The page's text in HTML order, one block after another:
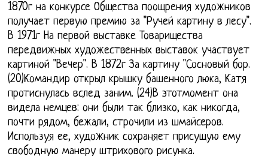
1870г на конкурсе Общества поощрения художников
получает первую премию за "Ручей картину в лесу".
В 1971г На первой выставке Товарищества
передвижных художественных выставок участвует
картиной "Вечер". В 1872г За картину "Сосновый бор.
(20)Командир открыл крышку башенного люка, Катя
протиснулась вслед заним. (24)В этотмомент она
видела немцев: они были так близко, как никогда,
почти рядом, бежали, строчили из шмайсеров.
Используя ее, художник сохраняет присущую ему
свободную манеру штрихового рисунка.